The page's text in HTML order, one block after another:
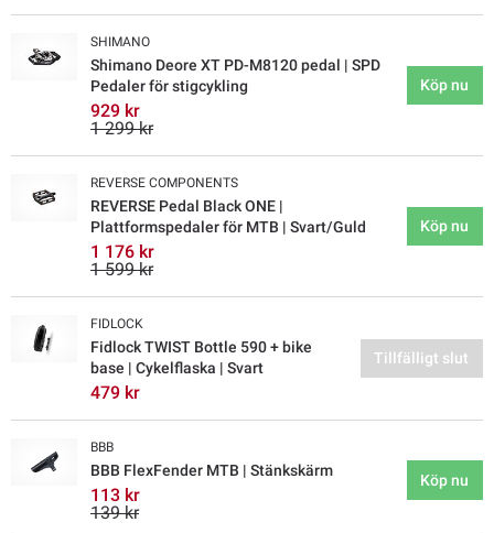
SHIMANO
Shimano Deore XT PD-M8120 pedal | SPD
Pedaler för stigcykling
929 kr
1 299 kr
Köp nu
REVERSE COMPONENTS
REVERSE Pedal Black ONE |
Plattformspedaler för MTB | Svart/Guld
1 176 kr
1 599 kr
Köp nu
FIDLOCK
Fidlock TWIST Bottle 590 + bike
base | Cykelflaska | Svart
479 kr
Tillfälligt slut
BBB
BBB FlexFender MTB | Stänkskärm
113 kr
139 kr
Köp nu